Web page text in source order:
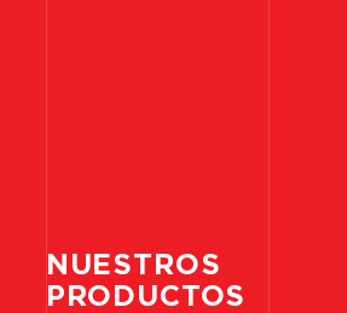
NUESTROS
PRODUCTOS